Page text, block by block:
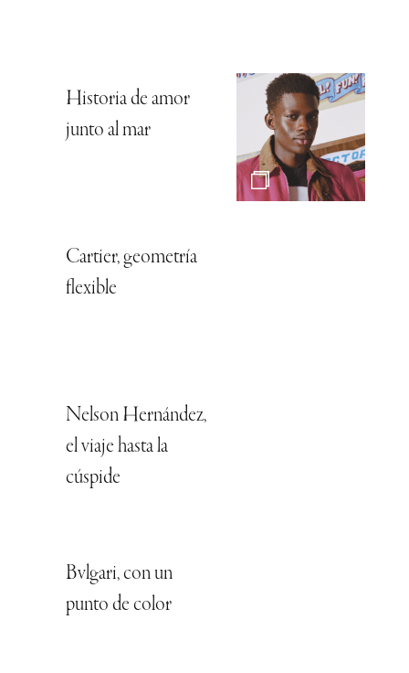
Historia de amor
junto al mar
Cartier, geometría
flexible
Nelson Hernández,
el viaje hasta la
cúspide
Bvlgari, con un
punto de color